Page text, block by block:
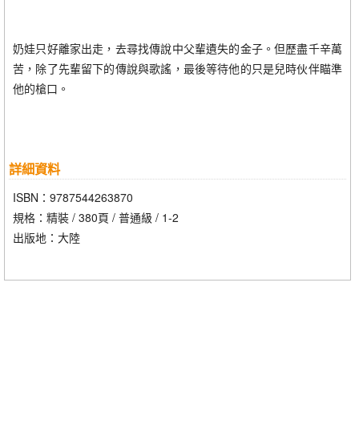
奶娃只好離家出走，去尋找傳說中父輩遺失的金子。但歷盡千辛萬
苦，除了先輩留下的傳說與歌謠，最後等待他的只是兒時伙伴瞄準
他的槍口。
詳細資料
ISBN：9787544263870
規格：精裝 / 380頁 / 普通級 / 1-2
出版地：大陸